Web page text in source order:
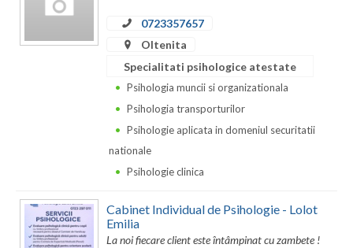
Calarasi
Caras-Severin
Dolj
Galati
0723357657
Oltenita
Specialitati psihologice atestate
Psihologia muncii si organizationala
Psihologia transporturilor
Psihologie aplicata in domeniul securitatii
nationale
Psihologie clinica
Cabinet Individual de Psihologie - Lolot
Emilia
La noi fiecare client este întâmpinat cu zambete !